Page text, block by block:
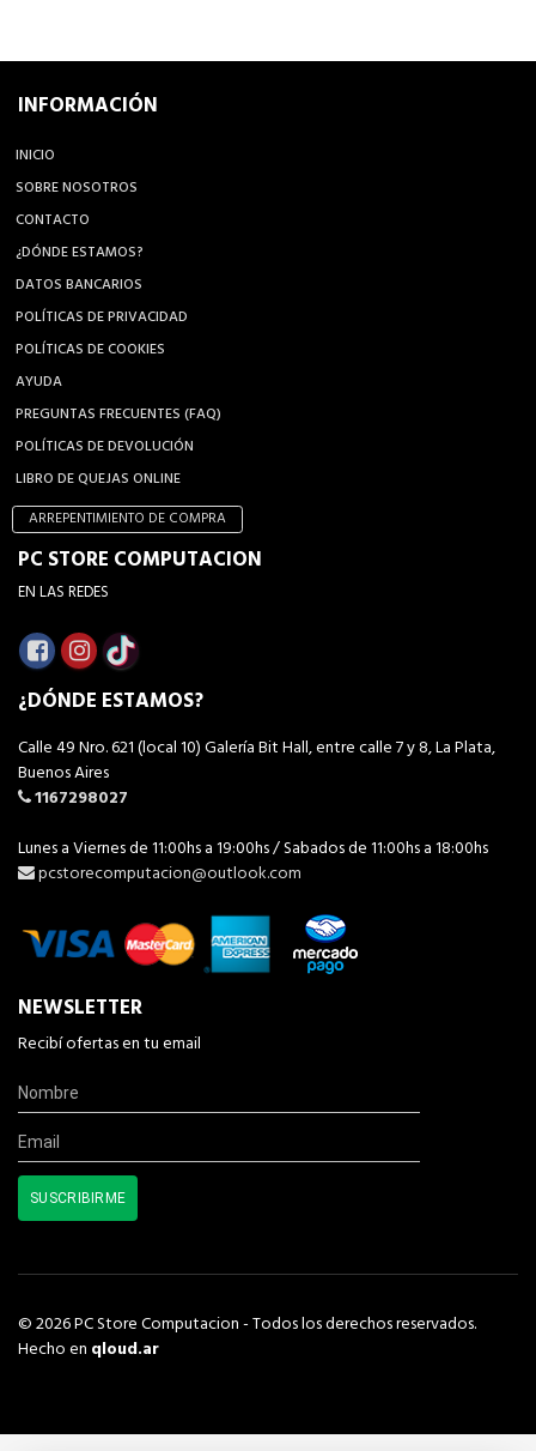
INFORMACIÓN
INICIO
SOBRE NOSOTROS
CONTACTO
¿DÓNDE ESTAMOS?
DATOS BANCARIOS
POLÍTICAS DE PRIVACIDAD
POLÍTICAS DE COOKIES
AYUDA
PREGUNTAS FRECUENTES (FAQ)
POLÍTICAS DE DEVOLUCIÓN
LIBRO DE QUEJAS ONLINE
ARREPENTIMIENTO DE COMPRA
PC STORE COMPUTACION
EN LAS REDES
¿DÓNDE ESTAMOS?
Calle 49 Nro. 621 (local 10) Galería Bit Hall, entre calle 7 y 8, La Plata,
Buenos Aires
1167298027
Lunes a Viernes de 11:00hs a 19:00hs / Sabados de 11:00hs a 18:00hs
pcstorecomputacion@outlook.com
NEWSLETTER
Recibí ofertas en tu email
© 2026 PC Store Computacion - Todos los derechos reservados.
Hecho en qloud.ar